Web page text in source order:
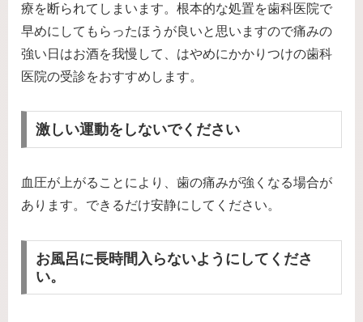
療を断られてしまいます。根本的な処置を歯科医院で
早めにしてもらったほうが良いと思いますので痛みの
強い日はお酒を我慢して、はやめにかかりつけの歯科
医院の受診をおすすめします。
激しい運動をしないでください
血圧が上がることにより、歯の痛みが強くなる場合が
あります。できるだけ安静にしてください。
お風呂に長時間入らないようにしてくださ
い。